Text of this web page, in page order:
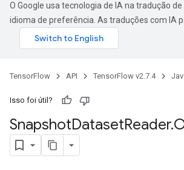
O Google usa tecnologia de IA na tradução
idioma de preferência. As traduções com IA
TensorFlow API TensorFlow v2.7.4
Isso foi útil?
SnapshotDatasetReader.